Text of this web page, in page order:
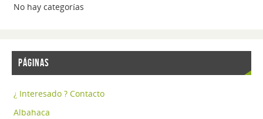
No hay categorías
PÁGINAS
¿ Interesado ? Contacto
Albahaca